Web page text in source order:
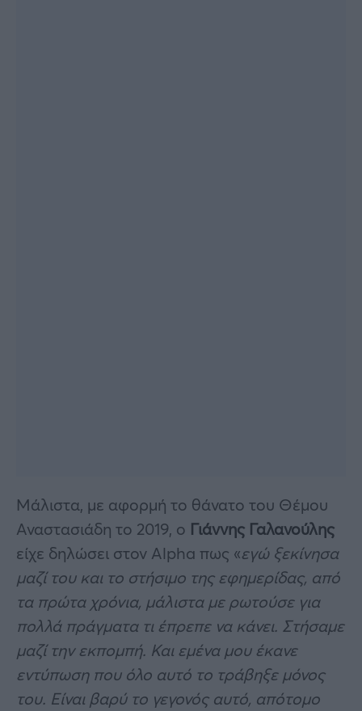
Μάλιστα, με αφορμή το θάνατο του Θέμου
Αναστασιάδη το 2019, ο Γιάννης Γαλανούλης
είχε δηλώσει στον Alpha πως «εγώ ξεκίνησα
μαζί του και το στήσιμο της εφημερίδας, από
τα πρώτα χρόνια, μάλιστα με ρωτούσε για
πολλά πράγματα τι έπρεπε να κάνει. Στήσαμε
μαζί την εκπομπή. Και εμένα μου έκανε
εντύπωση που όλο αυτό το τράβηξε μόνος
του. Είναι βαρύ το γεγονός αυτό, απότομο